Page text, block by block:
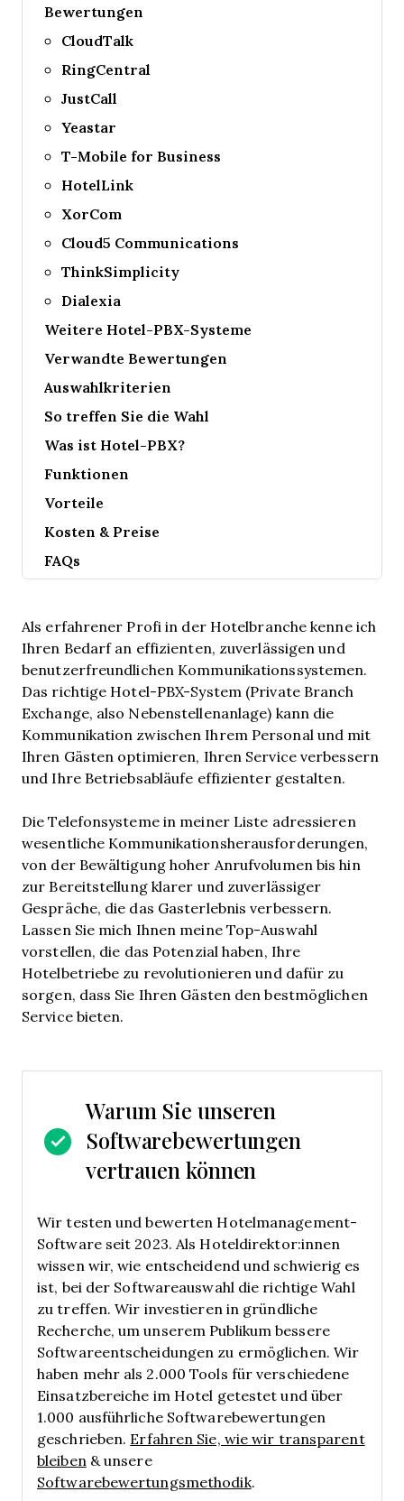
Bewertungen
CloudTalk
RingCentral
JustCall
Yeastar
T-Mobile for Business
HotelLink
XorCom
Cloud5 Communications
ThinkSimplicity
Dialexia
Weitere Hotel-PBX-Systeme
Verwandte Bewertungen
Auswahlkriterien
So treffen Sie die Wahl
Was ist Hotel-PBX?
Funktionen
Vorteile
Kosten & Preise
FAQs
Als erfahrener Profi in der Hotelbranche kenne ich
Ihren Bedarf an effizienten, zuverlässigen und
benutzerfreundlichen Kommunikationssystemen.
Das richtige Hotel-PBX-System (Private Branch
Exchange, also Nebenstellenanlage) kann die
Kommunikation zwischen Ihrem Personal und mit
Ihren Gästen optimieren, Ihren Service verbessern
und Ihre Betriebsabläufe effizienter gestalten.
Die Telefonsysteme in meiner Liste adressieren
wesentliche Kommunikationsherausforderungen,
von der Bewältigung hoher Anrufvolumen bis hin
zur Bereitstellung klarer und zuverlässiger
Gespräche, die das Gasterlebnis verbessern.
Lassen Sie mich Ihnen meine Top-Auswahl
vorstellen, die das Potenzial haben, Ihre
Hotelbetriebe zu revolutionieren und dafür zu
sorgen, dass Sie Ihren Gästen den bestmöglichen
Service bieten.
Warum Sie unseren
Softwarebewertungen
vertrauen können
Wir testen und bewerten Hotelmanagement-
Software seit 2023. Als Hoteldirektor:innen
wissen wir, wie entscheidend und schwierig es
ist, bei der Softwareauswahl die richtige Wahl
zu treffen. Wir investieren in gründliche
Recherche, um unserem Publikum bessere
Softwareentscheidungen zu ermöglichen. Wir
haben mehr als 2.000 Tools für verschiedene
Einsatzbereiche im Hotel getestet und über
1.000 ausführliche Softwarebewertungen
geschrieben. Erfahren Sie, wie wir transparent
bleiben & unsere
Softwarebewertungsmethodik.